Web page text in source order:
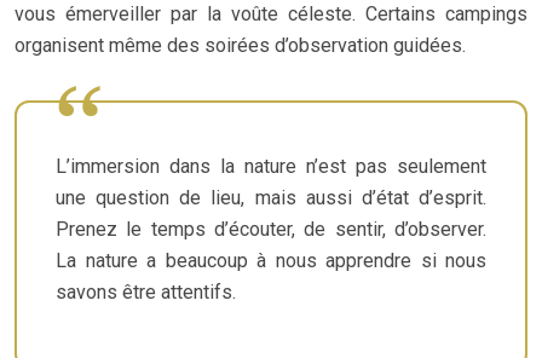
vous émerveiller par la voûte céleste. Certains campings
organisent même des soirées d’observation guidées.
L’immersion dans la nature n’est pas seulement
une question de lieu, mais aussi d’état d’esprit.
Prenez le temps d’écouter, de sentir, d’observer.
La nature a beaucoup à nous apprendre si nous
savons être attentifs.